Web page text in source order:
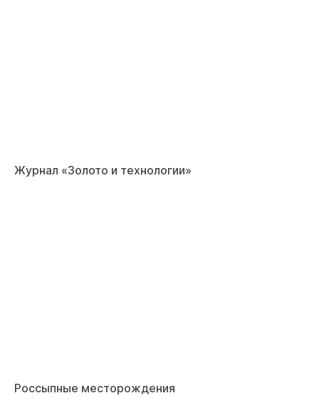
Журнал «Золото и технологии»
Россыпные месторождения